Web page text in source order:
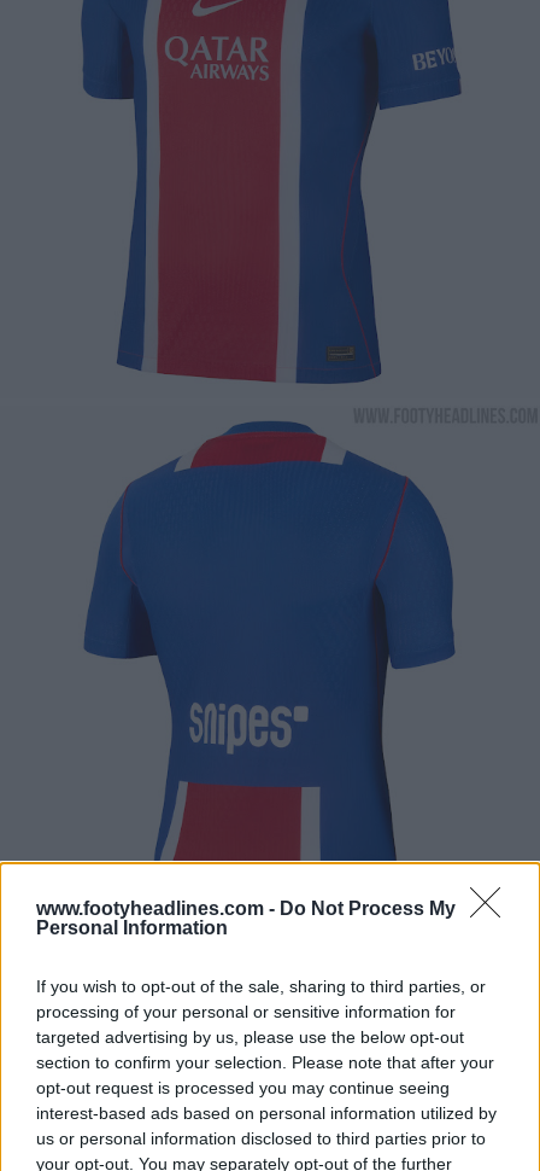
www.footyheadlines.com - Do Not Process My
Personal Information
If you wish to opt-out of the sale, sharing to third parties, or
processing of your personal or sensitive information for
targeted advertising by us, please use the below opt-out
section to confirm your selection. Please note that after your
opt-out request is processed you may continue seeing
interest-based ads based on personal information utilized by
us or personal information disclosed to third parties prior to
your opt-out. You may separately opt-out of the further